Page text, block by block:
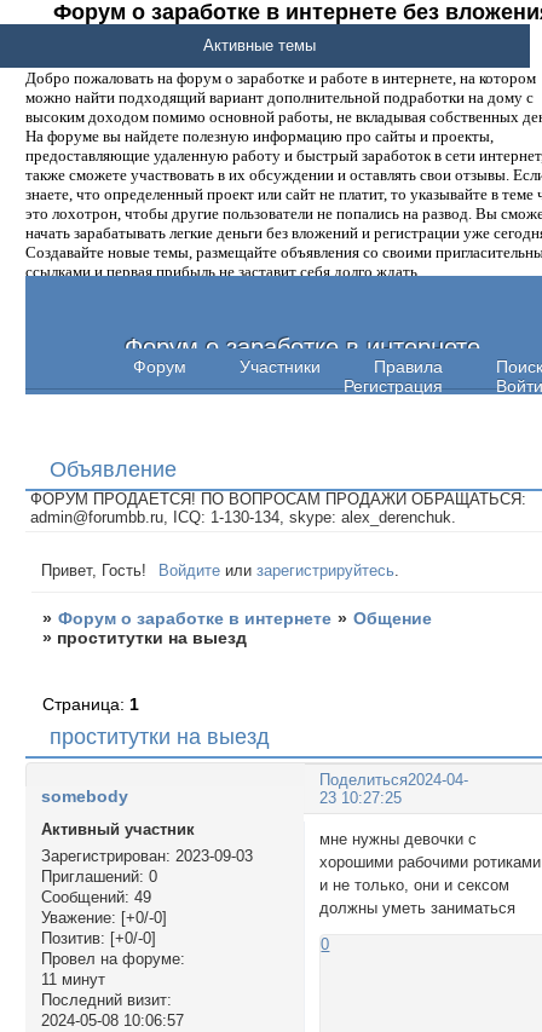
Форум о заработке в интернете без
денег.
Добро пожаловать на форум о заработке и работе в интернете, на котором
можно найти подходящий вариант дополнительной подработки на дому с
высоким доходом помимо основной работы, не вкладывая собственных
На форуме вы найдете полезную информацию про сайты и проекты,
предоставляющие удаленную работу и быстрый заработок в сети
также сможете участвовать в их обсуждении и оставлять свои отзывы.
знаете, что определенный проект или сайт не платит, то указывайте в теме
это лохотрон, чтобы другие пользователи не попались на развод. Вы
начать зарабатывать легкие деньги без вложений и регистрации уже
Создавайте новые темы, размещайте объявления со своими
ссылками и первая прибыль не заставит себя долго ждать.
Форум о заработке в интернете
Форум Участники Правила
Поиск
Регистрация
Войти
Активные темы
Объявление
ФОРУМ ПРОДАЕТСЯ! ПО ВОПРОСАМ ПРОДАЖИ ОБРАЩАТЬСЯ:
admin@forumbb.ru, ICQ: 1-130-134, skype: alex_derenchuk.
Привет, Гость! Войдите илизарегистрируйтесь
» Форум о заработке в интернете » Общение
» проститутки на выезд
проститутки на выезд
Страница: 1
Поделиться2024-04-
23 10:27:25
somebody
Активный участник
Зарегистрирован: 2023-09-03
Приглашений: 0
Сообщений: 49
Уважение: [+0/-0]
Позитив: [+0/-0]
Провел на форуме:
11 минут
Последний визит:
2024-05-08 10:06:57
мне нужны девочки с
хорошими рабочими ротиками
и не только, они и сексом
должны уметь заниматься
0